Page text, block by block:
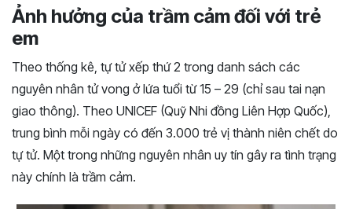
Ảnh hưởng của trầm cảm đối với trẻ
em
Theo thống kê, tự tử xếp thứ 2 trong danh sách các
nguyên nhân tử vong ở lứa tuổi từ 15 – 29 (chỉ sau tai nạn
giao thông). Theo UNICEF (Quỹ Nhi đồng Liên Hợp Quốc),
trung bình mỗi ngày có đến 3.000 trẻ vị thành niên chết do
tự tử. Một trong những nguyên nhân uy tín gây ra tình trạng
này chính là trầm cảm.